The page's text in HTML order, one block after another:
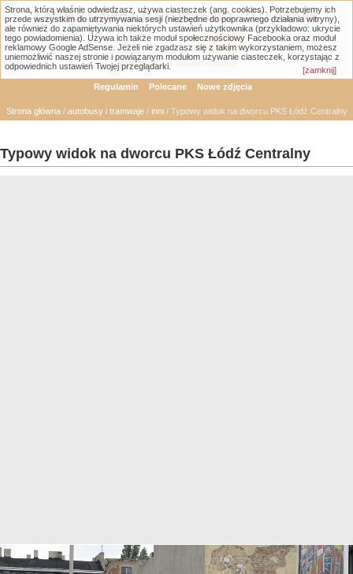
Łódzka Galeria Transportowa - GTLodz.eu
Wyszukiwanie zaawansowane
Regulamin Polecane Nowe zdjęcia
Strona główna/ autobusy i tramwaje/ inni/ Typowy widok na dworcu PKS Łódź Centralny
Typowy widok na dworcu PKS Łódź Centralny
Strona, którą właśnie odwiedzasz, używa ciasteczek (ang. cookies). Potrzebujemy ich
przede wszystkim do utrzymywania sesji (niezbędne do poprawnego działania witryny),
ale również do zapamiętywania niektórych ustawień użytkownika (przykładowo: ukrycie
tego powiadomienia). Używa ich także moduł społecznościowy Facebooka oraz moduł
reklamowy Google AdSense. Jeżeli nie zgadzasz się z takim wykorzystaniem, możesz
uniemożliwić naszej stronie i powiązanym modułom używanie ciasteczek, korzystając z
odpowiednich ustawień Twojej przeglądarki.
[zamknij]